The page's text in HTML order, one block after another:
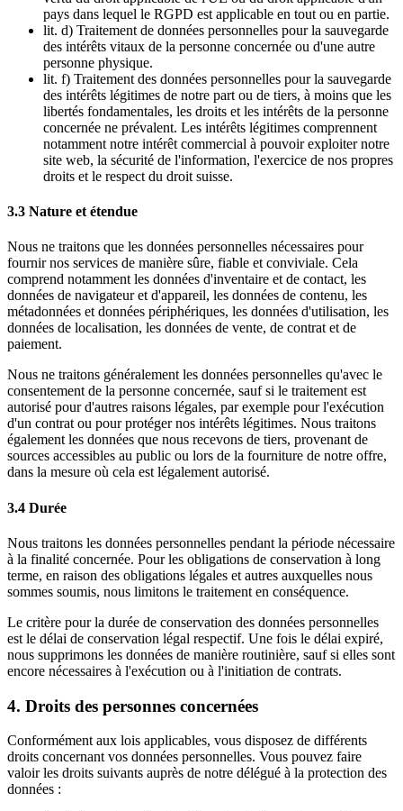
pays dans lequel le RGPD est applicable en tout ou en partie.
lit. d) Traitement de données personnelles pour la sauvegarde
des intérêts vitaux de la personne concernée ou d'une autre
personne physique.
lit. f) Traitement des données personnelles pour la sauvegarde
des intérêts légitimes de notre part ou de tiers, à moins que les
libertés fondamentales, les droits et les intérêts de la personne
concernée ne prévalent. Les intérêts légitimes comprennent
notamment notre intérêt commercial à pouvoir exploiter notre
site web, la sécurité de l'information, l'exercice de nos propres
droits et le respect du droit suisse.
3.3 Nature et étendue
Nous ne traitons que les données personnelles nécessaires pour
fournir nos services de manière sûre, fiable et conviviale. Cela
comprend notamment les données d'inventaire et de contact, les
données de navigateur et d'appareil, les données de contenu, les
métadonnées et données périphériques, les données d'utilisation, les
données de localisation, les données de vente, de contrat et de
paiement.
Nous ne traitons généralement les données personnelles qu'avec le
consentement de la personne concernée, sauf si le traitement est
autorisé pour d'autres raisons légales, par exemple pour l'exécution
d'un contrat ou pour protéger nos intérêts légitimes. Nous traitons
également les données que nous recevons de tiers, provenant de
sources accessibles au public ou lors de la fourniture de notre offre,
dans la mesure où cela est légalement autorisé.
3.4 Durée
Nous traitons les données personnelles pendant la période nécessaire
à la finalité concernée. Pour les obligations de conservation à long
terme, en raison des obligations légales et autres auxquelles nous
sommes soumis, nous limitons le traitement en conséquence.
Le critère pour la durée de conservation des données personnelles
est le délai de conservation légal respectif. Une fois le délai expiré,
nous supprimons les données de manière routinière, sauf si elles sont
encore nécessaires à l'exécution ou à l'initiation de contrats.
4. Droits des personnes concernées
Conformément aux lois applicables, vous disposez de différents
droits concernant vos données personnelles. Vous pouvez faire
valoir les droits suivants auprès de notre délégué à la protection des
données :